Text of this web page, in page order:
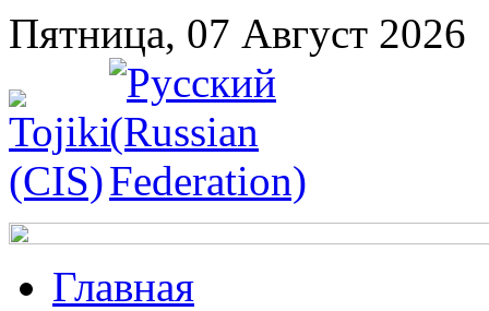
Пятница, 07 Август 2026
Главная